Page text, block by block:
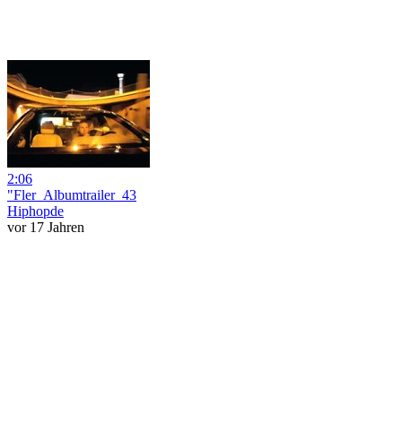
2:06
"Fler_Albumtrailer_43
Hiphopde
vor 17 Jahren